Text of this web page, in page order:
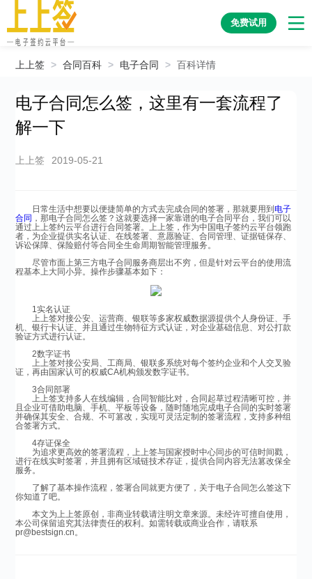
免费试用
上上签 > 合同百科 > 电子合同 > 百科详情
电子合同怎么签，这里有一套流程了
解一下
上上签 2019-05-21
日常生活中想要以便捷简单的方式去完成合同的签署，那就要用到电子
合同 ，那电子合同怎么签？这就要选择一家靠谱的电子合同平台，我们可以
通过上上签约云平台进行合同签署。上上签，作为中国电子签约云平台领跑
者，为企业提供实名认证、在线签署、意愿验证、合同管理、证据链保存、
诉讼保障、保险赔付等合同全生命周期智能管理服务。
尽管市面上第三方电子合同服务商层出不穷，但是针对云平台的使用流
程基本上大同小异。操作步骤基本如下：
1实名认证
上上签对接公安、运营商、银联等多家权威数据源提供个人身份证、手
机、银行卡认证、并且通过生物特征方式认证，对企业基础信息、对公打款
验证方式进行认证。
2数字证书
上上签对接公安局、工商局、银联多系统对每个签约企业和个人交叉验
证，再由国家认可的权威CA机构颁发数字证书。
3合同部署
上上签支持多人在线编辑，合同智能比对，合同起草过程清晰可控，并
且企业可借助电脑、手机、平板等设备，随时随地完成电子合同的实时签署
并确保其安全、合规、不可篡改，实现可灵活定制的签署流程，支持多种组
合签署方式。
4存证保全
为追求更高效的签署流程，上上签与国家授时中心同步的可信时间戳，
进行在线实时签署，并且拥有区域链技术存证，提供合同内容无法篡改保全
服务。
了解了基本操作流程，签署合同就更方便了，关于电子合同怎么签这下
你知道了吧。
本文为上上签原创，非商业转载请注明文章来源。未经许可擅自使用，
本公司保留追究其法律责任的权利。如需转载或商业合作，请联系
pr@bestsign.cn。